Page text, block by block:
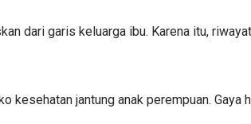
dari garis keluarga ibu. Karena itu,
kesehatan jantung anak perempuan.